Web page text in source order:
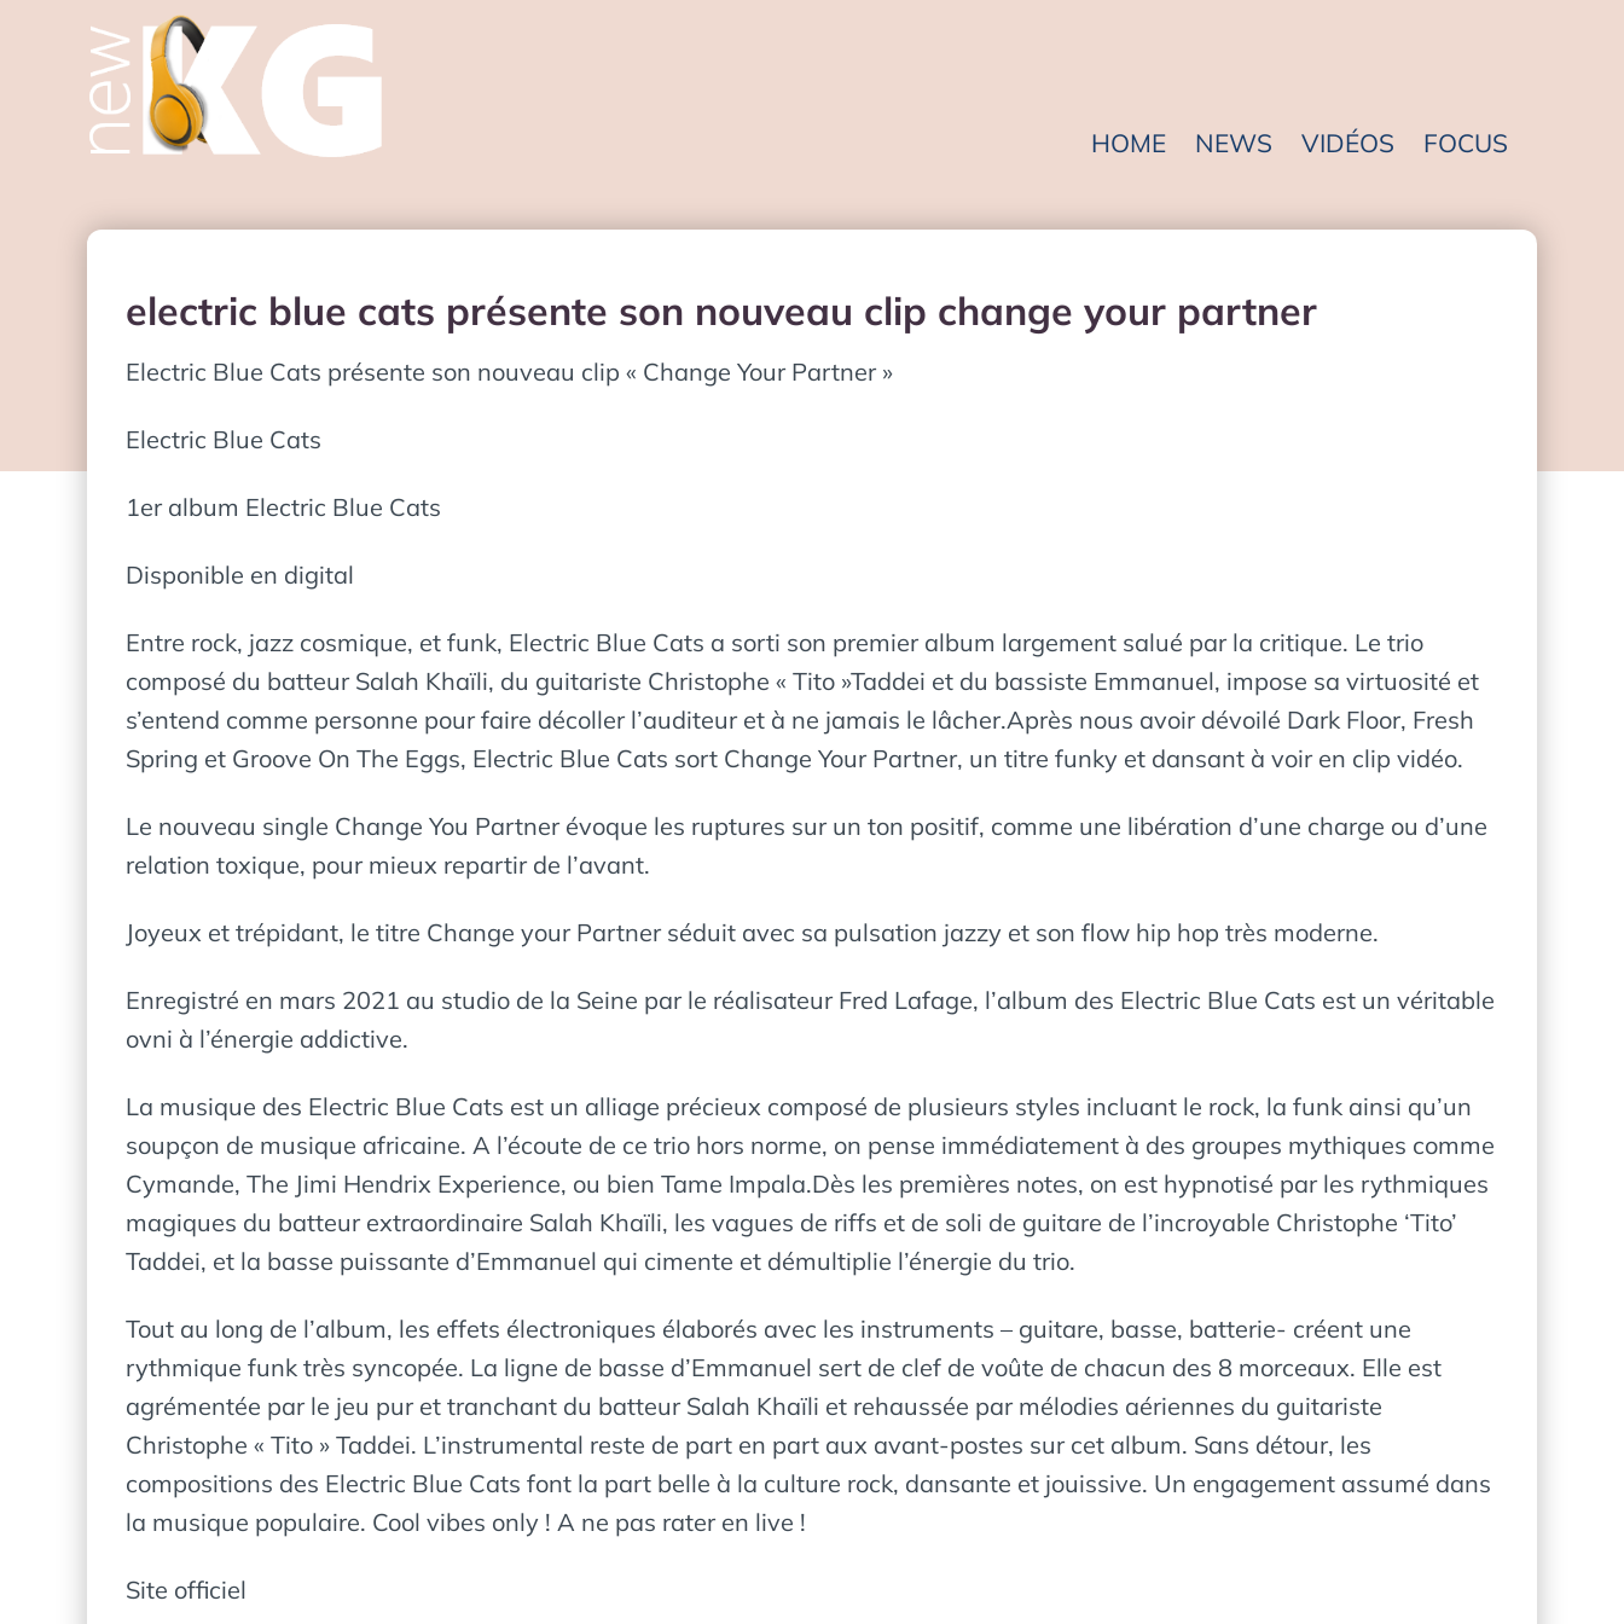
HOME NEWS VIDÉOS FOCUS
electric blue cats présente son nouveau clip change your partner
Electric Blue Cats présente son nouveau clip « Change Your Partner »
Electric Blue Cats
1er album Electric Blue Cats
Disponible en digital
Entre rock, jazz cosmique, et funk, Electric Blue Cats a sorti son premier album largement salué par la critique. Le trio
composé du batteur Salah Khaïli, du guitariste Christophe « Tito »Taddei et du bassiste Emmanuel, impose sa virtuosité et
s’entend comme personne pour faire décoller l’auditeur et à ne jamais le lâcher.Après nous avoir dévoilé Dark Floor, Fresh
Spring et Groove On The Eggs, Electric Blue Cats sort Change Your Partner, un titre funky et dansant à voir en clip vidéo.
Le nouveau single Change You Partner évoque les ruptures sur un ton positif, comme une libération d’une charge ou d’une
relation toxique, pour mieux repartir de l’avant.
Joyeux et trépidant, le titre Change your Partner séduit avec sa pulsation jazzy et son flow hip hop très moderne.
Enregistré en mars 2021 au studio de la Seine par le réalisateur Fred Lafage, l’album des Electric Blue Cats est un véritable
ovni à l’énergie addictive.
La musique des Electric Blue Cats est un alliage précieux composé de plusieurs styles incluant le rock, la funk ainsi qu’un
soupçon de musique africaine. A l’écoute de ce trio hors norme, on pense immédiatement à des groupes mythiques comme
Cymande, The Jimi Hendrix Experience, ou bien Tame Impala.Dès les premières notes, on est hypnotisé par les rythmiques
magiques du batteur extraordinaire Salah Khaïli, les vagues de riffs et de soli de guitare de l’incroyable Christophe ‘Tito’
Taddei, et la basse puissante d’Emmanuel qui cimente et démultiplie l’énergie du trio.
Tout au long de l’album, les effets électroniques élaborés avec les instruments – guitare, basse, batterie- créent une
rythmique funk très syncopée. La ligne de basse d’Emmanuel sert de clef de voûte de chacun des 8 morceaux. Elle est
agrémentée par le jeu pur et tranchant du batteur Salah Khaïli et rehaussée par mélodies aériennes du guitariste
Christophe « Tito » Taddei. L’instrumental reste de part en part aux avant-postes sur cet album. Sans détour, les
compositions des Electric Blue Cats font la part belle à la culture rock, dansante et jouissive. Un engagement assumé dans
la musique populaire. Cool vibes only ! A ne pas rater en live !
Site officiel